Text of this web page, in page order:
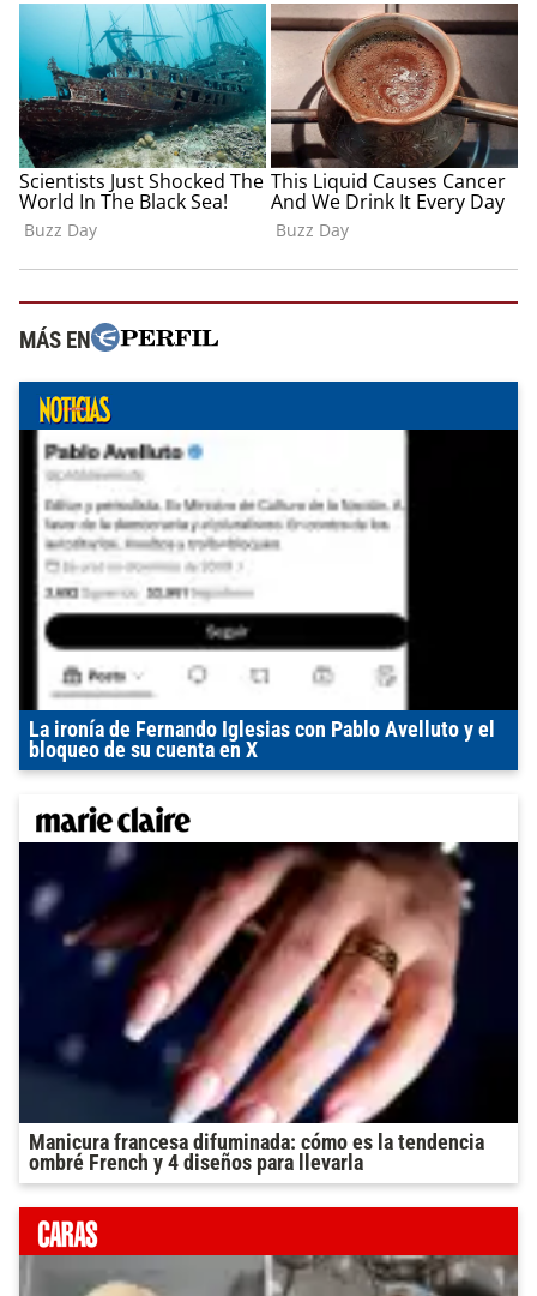
MÁS EN
La ironía de Fernando Iglesias con Pablo Avelluto y el
bloqueo de su cuenta en X
Manicura francesa difuminada: cómo es la tendencia
ombré French y 4 diseños para llevarla